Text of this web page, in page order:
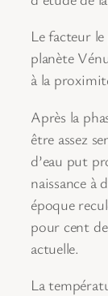
Le facteur
planète
à la
Après la
être assez
d’eau put
naissance à
époque
pour cent
actuelle.
La